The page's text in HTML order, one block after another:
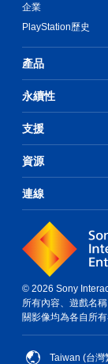
企業
PlayStation歷史
產品
永續性
支援
資源
連線
© 2026 Sony
所有內容、遊戲名
關影像均為各自所
Taiwan (台灣